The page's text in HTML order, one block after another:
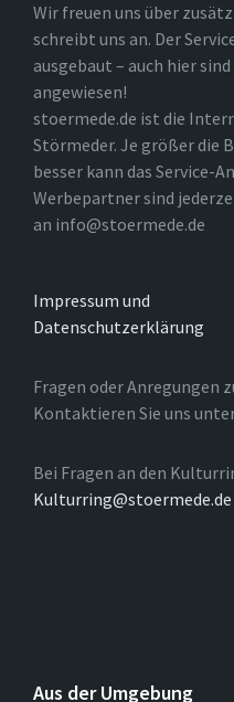
Wir freuen uns über
schreibt uns an. Der
ausgebaut – auch hier
angewiesen!
stoermede.de ist die
Störmeder. Je größer die
besser kann das Service-
Werbepartner sind
an info@stoermede.de
Impressum und
Datenschutzerklärung
Fragen oder Anregungen
Kontaktieren Sie uns
Bei Fragen an den
Kulturring@stoermede.de
Aus der Umgebung